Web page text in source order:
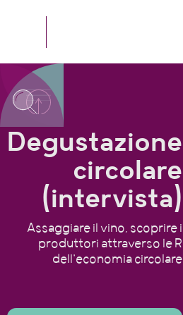
Degustazione
circolare
(intervista)
Assaggiare il vino, scoprire i
produttori attraverso le R
dell’economia circolare